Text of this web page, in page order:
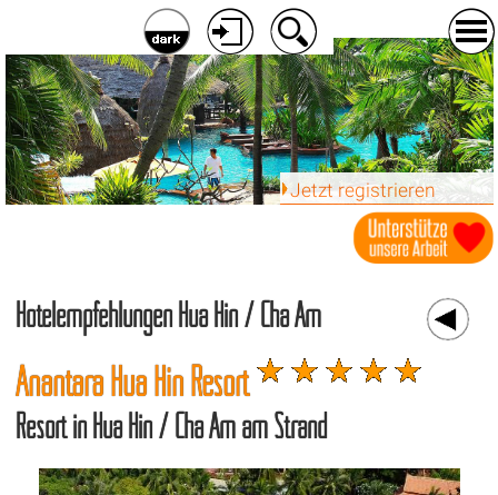
Jetzt registrieren
Hotelempfehlungen Hua Hin / Cha Am
Anantara Hua Hin Resort
Resort in Hua Hin / Cha Am am Strand